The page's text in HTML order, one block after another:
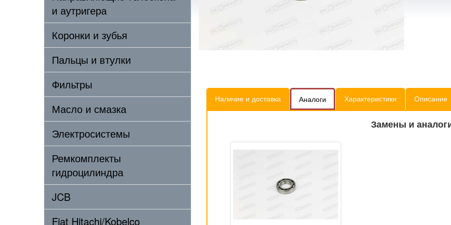
и аутригера
Коронки и зубья
Пальцы и втулки
Фильтры
Масло и смазка
Электросистемы
Ремкомплекты
гидроцилиндра
JCB
Fiat Hitachi/Kobelco
Наличие и доставка Аналоги Характеристики Описание
Замены и